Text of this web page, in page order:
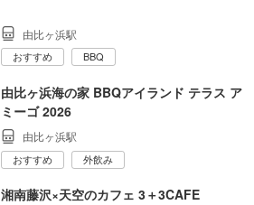
由比ヶ浜駅
おすすめ BBQ
由比ヶ浜海の家 BBQアイランド テラス ア
ミーゴ 2026
由比ヶ浜駅
おすすめ 外飲み
湘南藤沢×天空のカフェ 3＋3CAFE